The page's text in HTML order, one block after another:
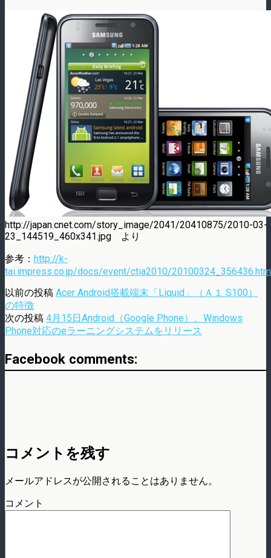
http://japan.cnet.com/story_image/2041/20410875/2010-03-
23_144519_460x341.jpg より
参考： http://k-
tai.impress.co.jp/docs/event/ctia2010/
以前の投稿 Acer Android搭載端末「Liquid」（Ａ１ S100）
の特徴
次の投稿 4月15日Android（Google Phone）、Windows
Phone対応のeラーニングシステムをリリース
Facebook comments:
コメントを残す
メールアドレスが公開されることはありません。
コメント